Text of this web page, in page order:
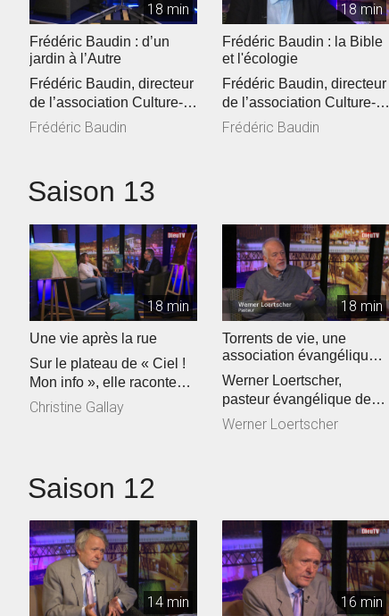
18 min
Frédéric Baudin : d’un
jardin à l’Autre
Frédéric Baudin, directeur
de l’association Culture-
Environnement-Médias
Frédéric Baudin
18 min
Frédéric Baudin : la Bible
et l'écologie
Frédéric Baudin, directeur
de l’association Culture-
Environnement-Médias
Frédéric Baudin
Saison 13
18 min
Une vie après la rue
Sur le plateau de « Ciel !
Mon info », elle raconte
son parcours de vie… ...
Christine Gallay
18 min
Torrents de vie, une
association évangélique
sur la sellette ?
Werner Loertscher,
pasteur évangélique de
L’association Torrents de
Werner Loertscher
Saison 12
14 min 16 min